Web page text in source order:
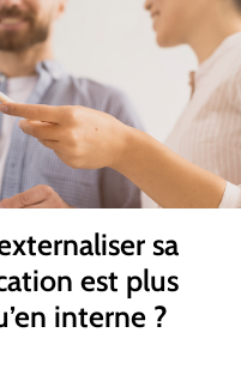
sa
est plus
interne ?